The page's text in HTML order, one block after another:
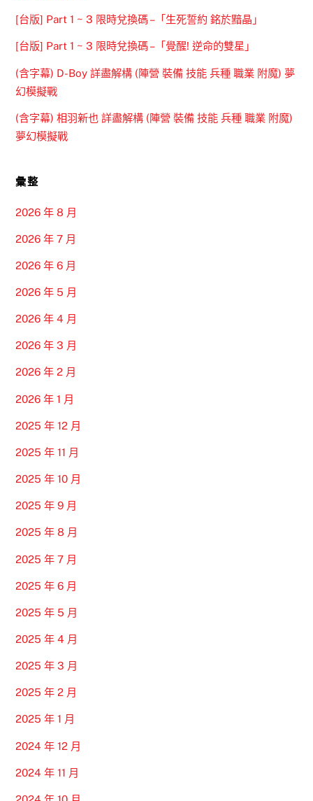
[台版] Part 1 ~ 3 限時兌換碼 –「生死誓約 銘於黯晶」
[台版] Part 1 ~ 3 限時兌換碼 –「覺醒! 逆命的雙星」
(含字幕) D-Boy 詳盡解構 (陣營 裝備 技能 兵種 職業 附魔) 夢
幻模擬戰
(含字幕) 相羽新也 詳盡解構 (陣營 裝備 技能 兵種 職業 附魔)
夢幻模擬戰
彙整
2026 年 8 月
2026 年 7 月
2026 年 6 月
2026 年 5 月
2026 年 4 月
2026 年 3 月
2026 年 2 月
2026 年 1 月
2025 年 12 月
2025 年 11 月
2025 年 10 月
2025 年 9 月
2025 年 8 月
2025 年 7 月
2025 年 6 月
2025 年 5 月
2025 年 4 月
2025 年 3 月
2025 年 2 月
2025 年 1 月
2024 年 12 月
2024 年 11 月